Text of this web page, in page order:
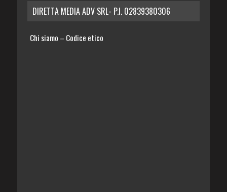
DIRETTA MEDIA ADV SRL- P.I. 02839380306
Chi siamo – Codice etico